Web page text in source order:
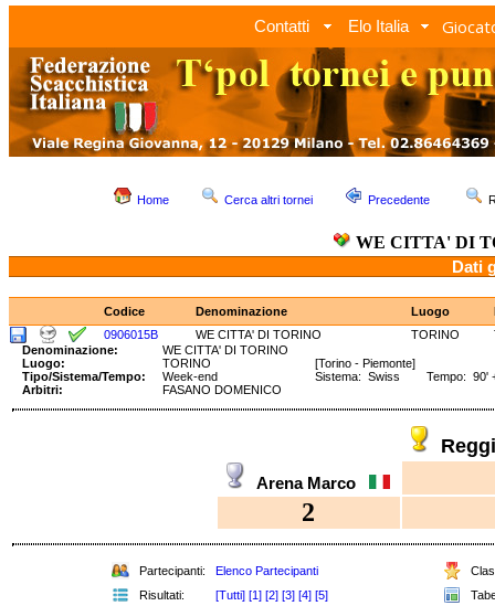
Contatti Elo Italia
Home Cerca altri tornei Precedente
WE CITTA' DI
Dati
Codice Denominazione Luogo
0906015B
WE CITTA' DI TORINO TORINO
Denominazione:
WE CITTA' DI TORINO
Luogo:
TORINO
[Torino - Piemonte]
Tipo/Sistema/Tempo:
Week-end
Sistema: Swiss Tempo: 90' +
Arbitri:
FASANO DOMENICO
Arena Marco
2
Partecipanti: Elenco Partecipanti
Risultati:
[Tutti] [1] [2] [3] [4] [5]